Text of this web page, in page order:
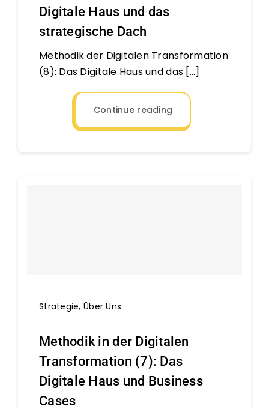
Digitale Haus und das
strategische Dach
Methodik der Digitalen Transformation
(8): Das Digitale Haus und das [...]
Continue reading
Strategie, Über Uns
Methodik in der Digitalen
Transformation (7): Das
Digitale Haus und Business
Cases